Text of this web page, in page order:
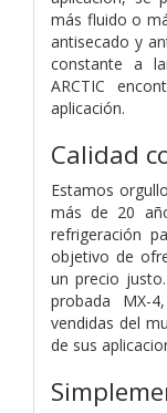
más fluido o
antisecado y
constante a
ARCTIC
aplicación.
Calidad
Estamos
más de 20
refrigeración
objetivo de
un precio
probada MX-
vendidas del
de sus